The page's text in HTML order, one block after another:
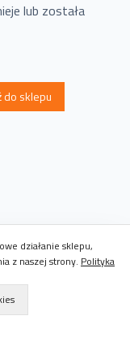
lub została
do sklepu
działanie sklepu,
z naszej strony. Polityka